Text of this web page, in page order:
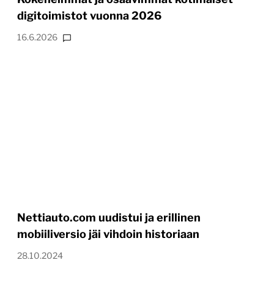
digitoimistot vuonna 2026
16.6.2026
Nettiauto.com uudistui ja erillinen
mobiiliversio jäi vihdoin historiaan
28.10.2024